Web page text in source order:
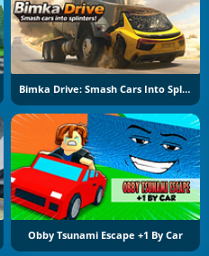
Bimka Drive: Smash Cars Into Splinters
Obby Tsunami Escape +1 By Car